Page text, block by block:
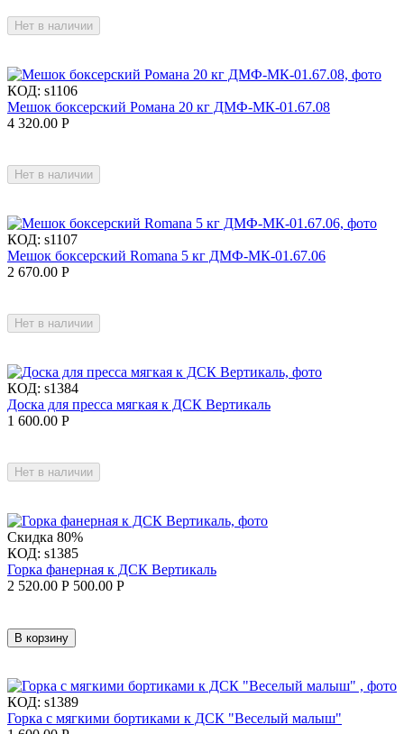
Нет в наличии
КОД: s1106
Мешок боксерский Романа 20 кг ДМФ-МК-01.67.08
4 320.00 Р
Нет в наличии
КОД: s1107
Мешок боксерский Romana 5 кг ДМФ-МК-01.67.06
2 670.00 Р
Нет в наличии
КОД: s1384
Доска для пресса мягкая к ДСК Вертикаль
1 600.00 Р
Нет в наличии
Скидка 80%
КОД: s1385
Горка фанерная к ДСК Вертикаль
2 520.00 Р 500.00 Р
В корзину
КОД: s1389
Горка с мягкими бортиками к ДСК "Веселый малыш"